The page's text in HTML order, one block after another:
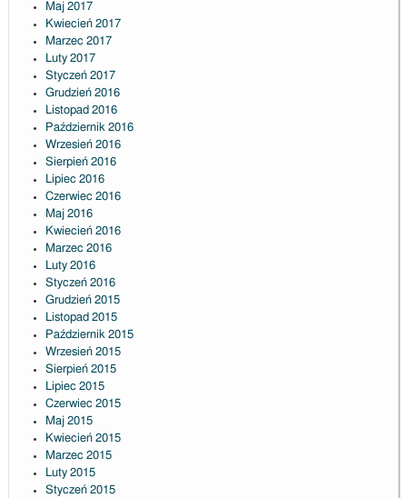
Maj 2017
Kwiecień 2017
Marzec 2017
Luty 2017
Styczeń 2017
Grudzień 2016
Listopad 2016
Październik 2016
Wrzesień 2016
Sierpień 2016
Lipiec 2016
Czerwiec 2016
Maj 2016
Kwiecień 2016
Marzec 2016
Luty 2016
Styczeń 2016
Grudzień 2015
Listopad 2015
Październik 2015
Wrzesień 2015
Sierpień 2015
Lipiec 2015
Czerwiec 2015
Maj 2015
Kwiecień 2015
Marzec 2015
Luty 2015
Styczeń 2015